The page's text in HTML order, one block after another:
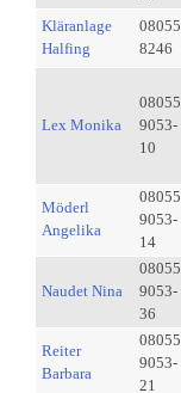
Kläranlage
Halfing
08055
8246
Lex Monika
08055
9053-
10
Möderl
Angelika
08055
9053-
14
Naudet Nina
08055
9053-
36
Reiter
Barbara
08055
9053-
21